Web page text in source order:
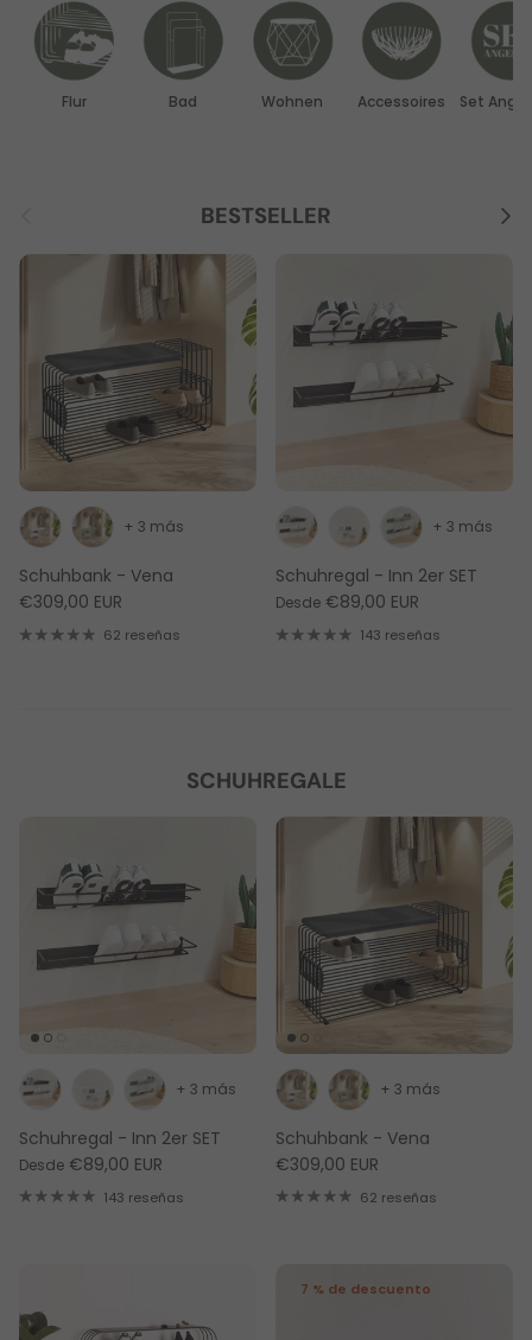
Flur Bad Wohnen Accessoires Set
BESTSELLER
Schuhbank - Vena
€309,00 EUR
+ 3 más
62 reseñas
Schuhregal - Inn 2er SET
Desde €89,00 EUR
+ 3 más
143 reseñas
SCHUHREGALE
Schuhregal - Inn 2er SET
Desde €89,00 EUR
+ 3 más
143 reseñas
Schuhbank - Vena
€309,00 EUR
+ 3 más
62 reseñas
7 % de descuento